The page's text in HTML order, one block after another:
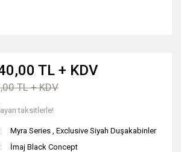
TL + KDV
TL + KDV
taksitlerle!
Myra Series ,Exclusive Siyah Duşakabinler
İmaj Black Concept